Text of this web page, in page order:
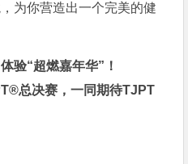
为你营造出一个完美的健
验“超燃嘉年华”！
总决赛，一同期待TJPT